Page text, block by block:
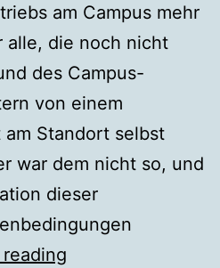
am Campus mehr
alle, die noch nicht
des Campus-
von einem
Standort selbst
war dem nicht so, und
dieser